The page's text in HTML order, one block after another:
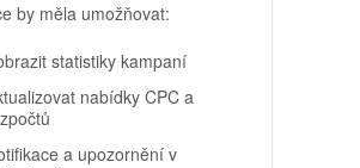
by měla umožňovat:
statistiky kampaní
nabídky CPC a
a upozornění v